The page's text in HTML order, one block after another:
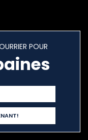
POUR